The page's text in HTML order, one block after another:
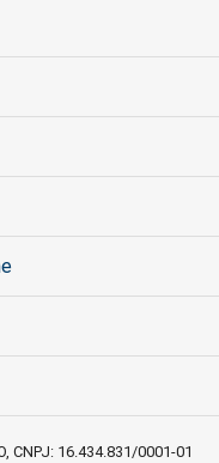
CNPJ: 16.434.831/0001-01